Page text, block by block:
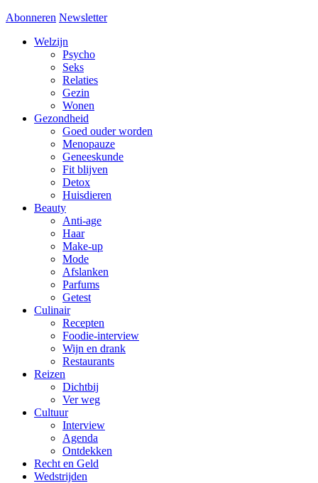
Abonneren Newsletter
Welzijn
Psycho
Seks
Relaties
Gezin
Wonen
Gezondheid
Goed ouder worden
Menopauze
Geneeskunde
Fit blijven
Detox
Huisdieren
Beauty
Anti-age
Haar
Make-up
Mode
Afslanken
Parfums
Getest
Culinair
Recepten
Foodie-interview
Wijn en drank
Restaurants
Reizen
Dichtbij
Ver weg
Cultuur
Interview
Agenda
Ontdekken
Recht en Geld
Wedstrijden